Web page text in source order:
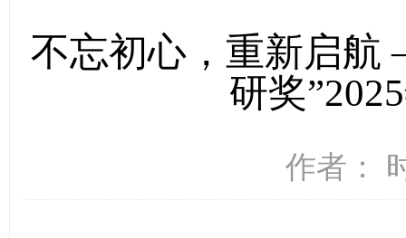
不忘初心，重新启
研奖
作者：